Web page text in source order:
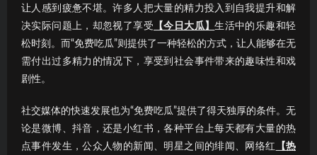
让人感到疲惫不堪。许多人把大量的精力投入到自我提升和解
决实际问题上，却忽视了享受 【今日大瓜】生活中的乐趣和轻
松时刻。而“免费吃瓜”则提供了一种轻松的方式，让人能够在无
需付出过多精力的情况下，享受到社会事件带来的趣味性和戏
剧性。
社交媒体的快速发展也为“免费吃瓜”提供了得天独厚的条件。无
论是微博、抖音，还是小红书，各种平台上每天都有大量的热
点事件发生，公众人物的新闻、明星之间的绯闻、网络红
【热